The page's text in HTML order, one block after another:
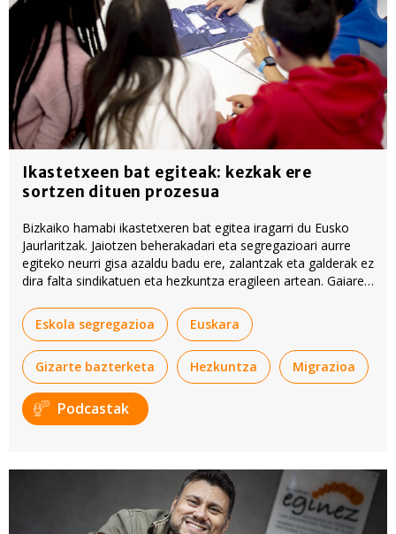
Ikastetxeen bat egiteak: kezkak ere
sortzen dituen prozesua
Bizkaiko hamabi ikastetxeren bat egitea iragarri du Eusko
Jaurlaritzak. Jaiotzen beherakadari eta segregazioari aurre
egiteko neurri gisa azaldu badu ere, zalantzak eta galderak ez
dira falta sindikatuen eta hezkuntza eragileen artean. Gaiaren
podcast honetan.
Eskola segregazioa Euskara
Gizarte bazterketa Hezkuntza Migrazioa
Podcastak